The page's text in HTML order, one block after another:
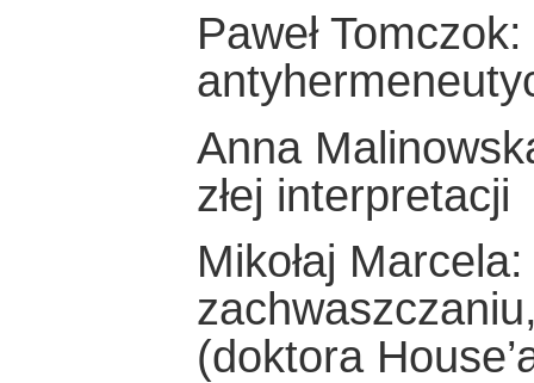
Paweł
Anna
złej interpretacji
Mikołaj
(doktora